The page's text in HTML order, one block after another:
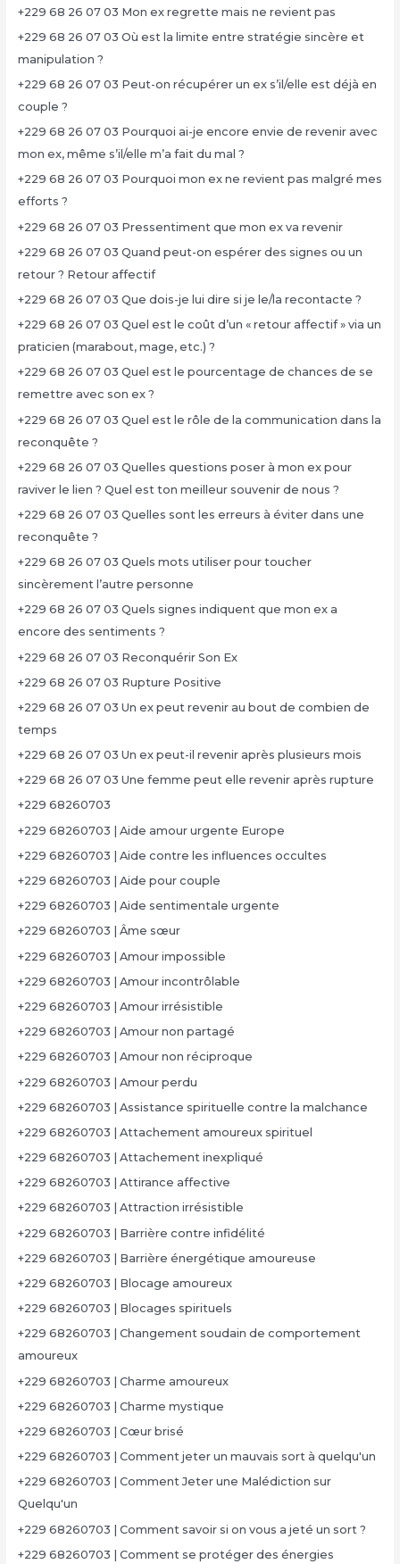
+229 68 26 07 03 Mon ex regrette mais ne revient pas
+229 68 26 07 03 Où est la limite entre stratégie sincère et
manipulation ?
+229 68 26 07 03 Peut-on récupérer un ex s’il/elle est déjà en
couple ?
+229 68 26 07 03 Pourquoi ai-je encore envie de revenir avec
mon ex, même s’il/elle m’a fait du mal ?
+229 68 26 07 03 Pourquoi mon ex ne revient pas malgré mes
efforts ?
+229 68 26 07 03 Pressentiment que mon ex va revenir
+229 68 26 07 03 Quand peut-on espérer des signes ou un
retour ? Retour affectif
+229 68 26 07 03 Que dois-je lui dire si je le/la recontacte ?
+229 68 26 07 03 Quel est le coût d’un « retour affectif » via un
praticien (marabout, mage, etc.) ?
+229 68 26 07 03 Quel est le pourcentage de chances de se
remettre avec son ex ?
+229 68 26 07 03 Quel est le rôle de la communication dans la
reconquête ?
+229 68 26 07 03 Quelles questions poser à mon ex pour
raviver le lien ? Quel est ton meilleur souvenir de nous ?
+229 68 26 07 03 Quelles sont les erreurs à éviter dans une
reconquête ?
+229 68 26 07 03 Quels mots utiliser pour toucher
sincèrement l’autre personne
+229 68 26 07 03 Quels signes indiquent que mon ex a
encore des sentiments ?
+229 68 26 07 03 Reconquérir Son Ex
+229 68 26 07 03 Rupture Positive
+229 68 26 07 03 Un ex peut revenir au bout de combien de
temps
+229 68 26 07 03 Un ex peut-il revenir après plusieurs mois
+229 68 26 07 03 Une femme peut elle revenir après rupture
+229 68260703
+229 68260703 | Aide amour urgente Europe
+229 68260703 | Aide contre les influences occultes
+229 68260703 | Aide pour couple
+229 68260703 | Aide sentimentale urgente
+229 68260703 | Âme sœur
+229 68260703 | Amour impossible
+229 68260703 | Amour incontrôlable
+229 68260703 | Amour irrésistible
+229 68260703 | Amour non partagé
+229 68260703 | Amour non réciproque
+229 68260703 | Amour perdu
+229 68260703 | Assistance spirituelle contre la malchance
+229 68260703 | Attachement amoureux spirituel
+229 68260703 | Attachement inexpliqué
+229 68260703 | Attirance affective
+229 68260703 | Attraction irrésistible
+229 68260703 | Barrière contre infidélité
+229 68260703 | Barrière énergétique amoureuse
+229 68260703 | Blocage amoureux
+229 68260703 | Blocages spirituels
+229 68260703 | Changement soudain de comportement
amoureux
+229 68260703 | Charme amoureux
+229 68260703 | Charme mystique
+229 68260703 | Cœur brisé
+229 68260703 | Comment jeter un mauvais sort à quelqu'un
+229 68260703 | Comment Jeter une Malédiction sur
Quelqu'un
+229 68260703 | Comment savoir si on vous a jeté un sort ?
+229 68260703 | Comment se protéger des énergies